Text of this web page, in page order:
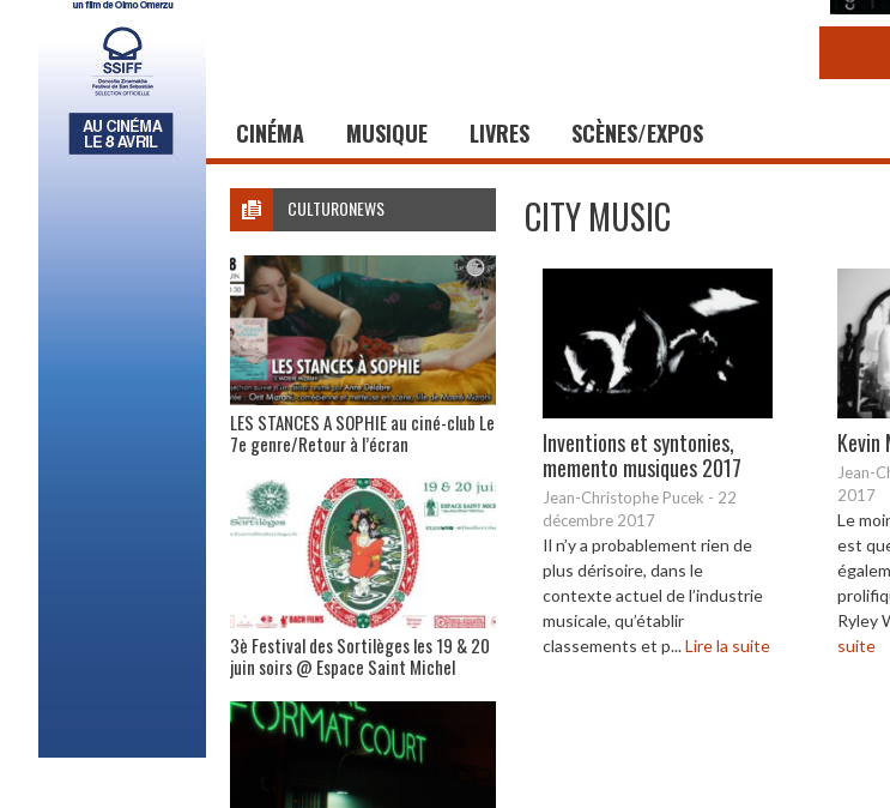
CINÉMA MUSIQUE LIVRES SCÈNES/EXPOS
CITY MUSIC
Inventions et syntonies,
memento musiques 2017
Jean-Christophe Pucek - 22
décembre 2017
Il n’y a probablement rien de
plus dérisoire, dans le
contexte actuel de l’industrie
musicale, qu’établir
classements et p...Lire la suite
Kevin
Jean-
2017
Le
est
Ryley
suite
CULTURONEWS
LES STANCES A SOPHIE au ciné-club Le
7e genre/Retour à l’écran
3è Festival des Sortilèges les 19 & 20
juin soirs @ Espace Saint Michel